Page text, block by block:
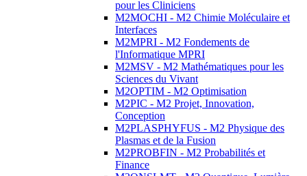
pour les Cliniciens
M2MOCHI - M2 Chimie Moléculaire et
Interfaces
M2MPRI - M2 Fondements de
l'Informatique MPRI
M2MSV - M2 Mathématiques pour les
Sciences du Vivant
M2OPTIM - M2 Optimisation
M2PIC - M2 Projet, Innovation,
Conception
M2PLASPHYFUS - M2 Physique des
Plasmas et de la Fusion
M2PROBFIN - M2 Probabilités et
Finance